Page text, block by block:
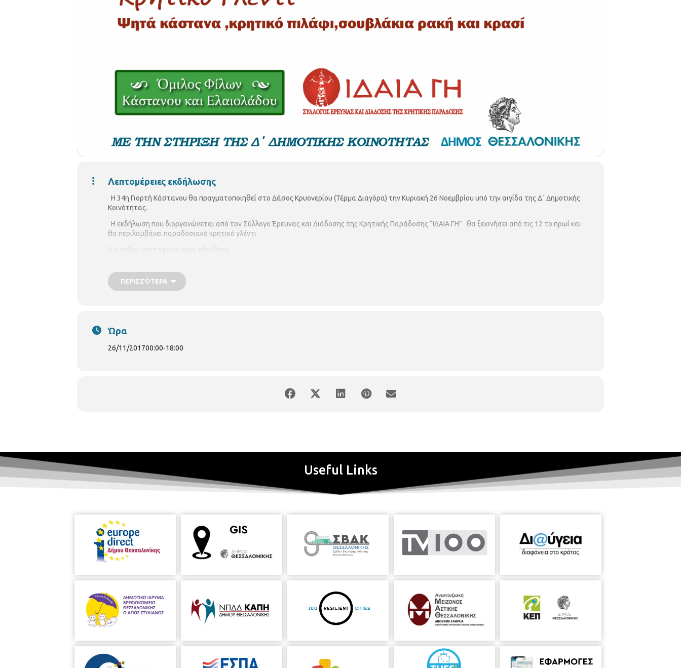
Λεπτομέρειες εκδήλωσης
Η 34η Γιορτή Κάστανου θα πραγματοποιηθεί στο Δάσος Κρυονερίου (Τέρμα Διαγόρα) την Κυριακή 26 Νοεμβρίου υπό την αιγίδα της Δ΄ Δημοτικής
Κοινότητας.
Η εκδήλωση που διοργανώνεται από τον Σύλλογο Έρευνας και Διάδοσης της Κρητικής Παράδοσης “ΙΔΑΙΑ ΓΗ” θα ξεκινήσει από τις 12 το πρωί και
θα περιλαμβάνει παραδοσιακό κρητικό γλέντι.
ΠΕΡΙΣΣΌΤΕΡΑ
Ώρα
26/11/201700:00-18:00
Useful Links